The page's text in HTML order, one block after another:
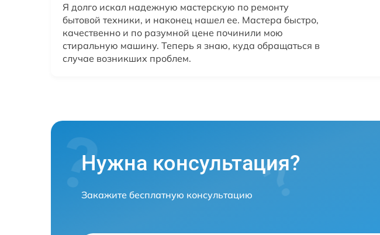
Я долго искал надежную мастерскую по ремонту
бытовой техники, и наконец нашел ее. Мастера быстро,
качественно и по разумной цене починили мою
стиральную машину. Теперь я знаю, куда обращаться в
случае возникших проблем.
Нужна консультация?
Закажите бесплатную консультацию